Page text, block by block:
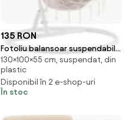
135 RON
Fotoliu balansoar suspendabil,
roz învechit, OFRAME
130×100×55 cm, suspendat, din
plastic
Disponibil în 2 e-shop-uri
În stoc